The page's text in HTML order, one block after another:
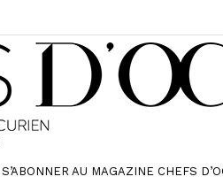
S’ABONNER AU MAGAZINE CHEFS